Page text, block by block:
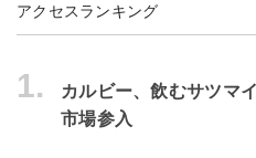
アクセスランキング
1.
カルビー、飲むサツマ
市場参入